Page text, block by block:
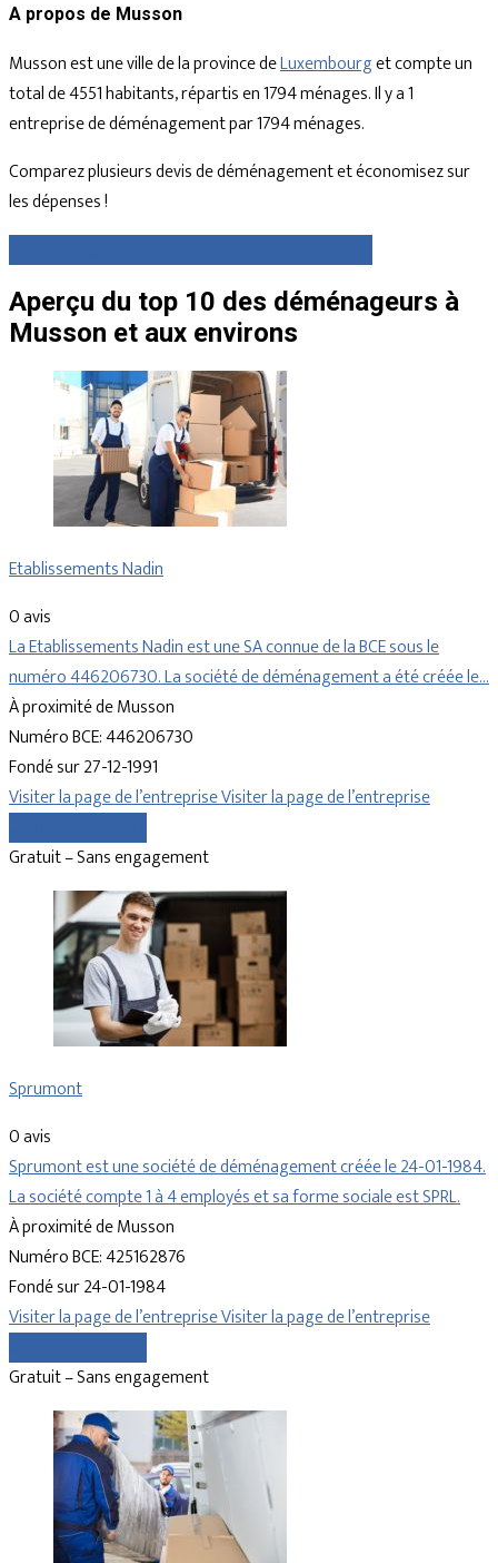
A propos de Musson
Musson est une ville de la province deLuxembourget compte un
total de 4551 habitants, répartis en 1794 ménages. Il y a 1
entreprise de déménagement par 1794 ménages.
Comparez plusieurs devis de déménagement et économisez sur
les dépenses !
Aperçu du top 10 des déménageurs à
Musson et aux environs
Etablissements Nadin
0 avis
La Etablissements Nadin est une SA connue de la BCE sous le
numéro 446206730. La société de déménagement a été créée le…
À proximité de Musson
Numéro BCE: 446206730
Fondé sur 27-12-1991
Visiter la page de l’entrepriseVisiter la page de l’entreprise
Gratuit – Sans engagement
Sprumont
0 avis
Sprumont est une société de déménagement créée le 24-01-1984.
La société compte 1 à 4 employés et sa forme sociale est SPRL.
À proximité de Musson
Numéro BCE: 425162876
Fondé sur 24-01-1984
Visiter la page de l’entrepriseVisiter la page de l’entreprise
Gratuit – Sans engagement